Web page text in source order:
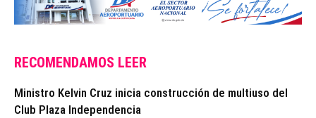
RECOMENDAMOS LEER
Ministro Kelvin Cruz inicia construcción de multiuso del
Club Plaza Independencia